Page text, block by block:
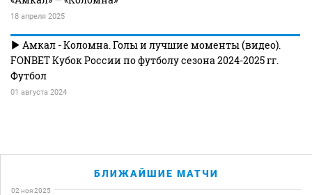
18 апреля 2025
Амкал - Коломна. Голы и лучшие моменты (видео).
FONBET Кубок России по футболу сезона 2024-2025 гг.
Футбол
01 августа 2024
БЛИЖАЙШИЕ МАТЧИ
02 ноя 2025